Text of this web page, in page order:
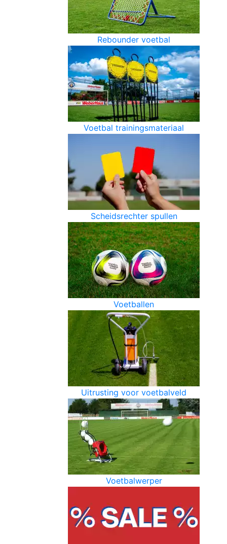
Rebounder voetbal
Voetbal trainingsmateriaal
Scheidsrechter spullen
Voetballen
Uitrusting voor voetbalveld
Voetbalwerper